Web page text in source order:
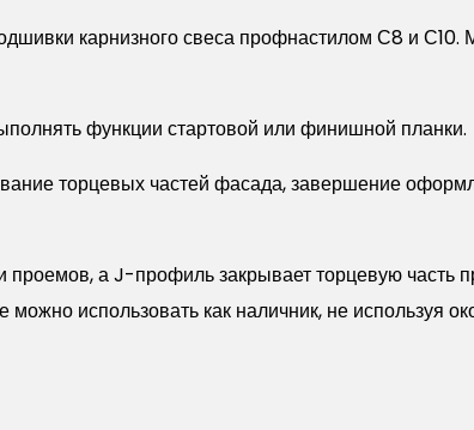
карнизного свеса профнастилом С8 и С10.
функции стартовой или финишной планки.
торцевых частей фасада, завершение
проемов, а J-профиль закрывает торцевую часть
использовать как наличник, не используя